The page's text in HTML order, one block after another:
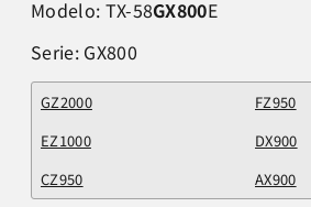
Modelo: TX-58GX800E
Serie: GX800
GZ2000
FZ950
EZ1000
DX900
CZ950
AX900